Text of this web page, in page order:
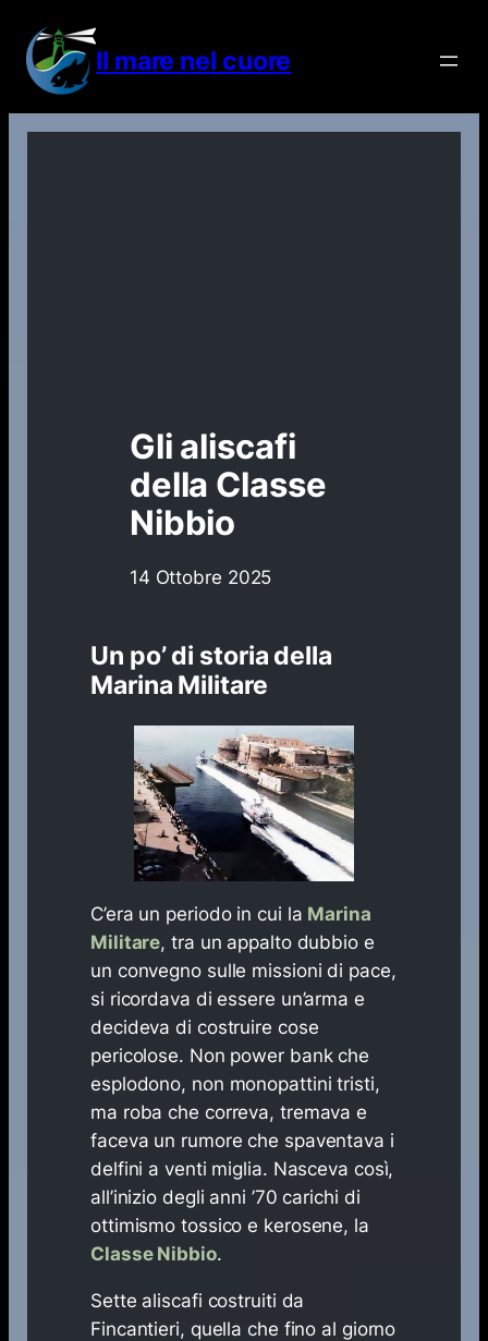
contenuto
Il mare nel cuore
Gli aliscafi
della Classe
Nibbio
14 Ottobre 2025
Un po’ di storia della
Marina Militare
C’era un periodo in cui la Marina
Militare, tra un appalto dubbio e
un convegno sulle missioni di pace,
si ricordava di essere un’arma e
decideva di costruire cose
pericolose. Non power bank che
esplodono, non monopattini tristi,
ma roba che correva, tremava e
faceva un rumore che spaventava i
delfini a venti miglia. Nasceva così,
all’inizio degli anni ’70 carichi di
ottimismo tossico e kerosene, la
Classe Nibbio.
Sette aliscafi costruiti da
Fincantieri, quella che fino al giorno